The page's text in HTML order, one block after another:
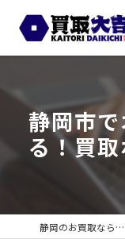
静岡市
る！買
静岡のお買取なら買取大吉 新静岡店